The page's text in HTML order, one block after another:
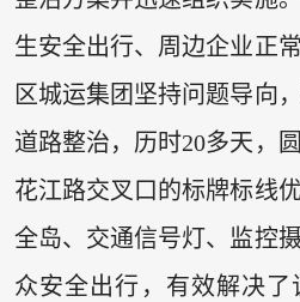
生安全出行、周边企业正
区城运集团坚持问题导向
道路整治，历时20多天，
花江路交叉口的标牌标线
全岛、交通信号灯、监控
众安全出行，有效解决了